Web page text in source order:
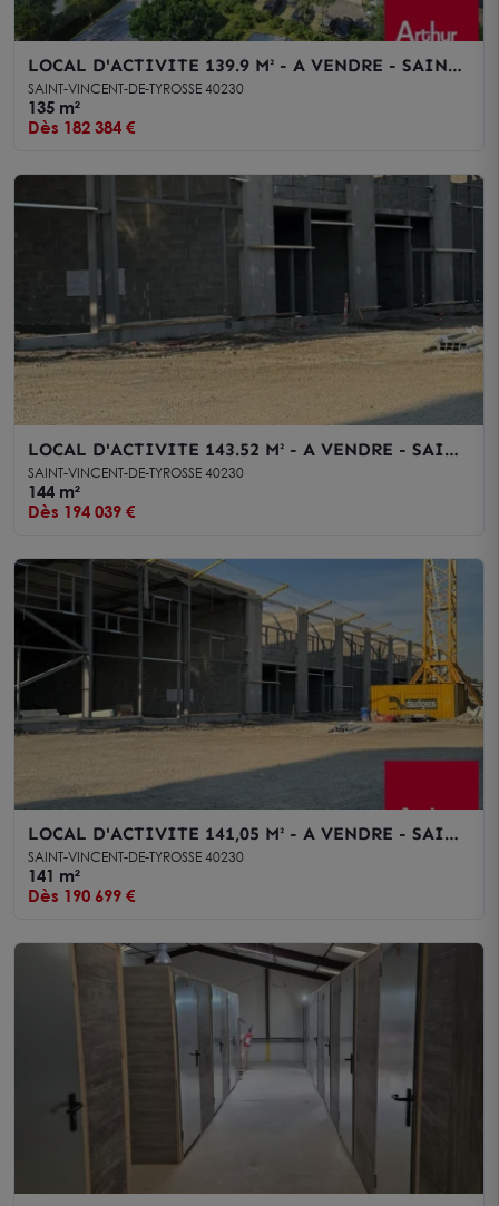
LOCAL D'ACTIVITE 139.9 M² - A VENDRE - SAINT
VINCENT DE TYROSSE
SAINT-VINCENT-DE-TYROSSE 40230
135 m²
Dès 182 384 €
LOCAL D'ACTIVITE 143.52 M² - A VENDRE - SAINT
VINCENT DE TYROSSE
SAINT-VINCENT-DE-TYROSSE 40230
144 m²
Dès 194 039 €
LOCAL D'ACTIVITE 141,05 M² - A VENDRE - SAINT
VINCENT DE TYROSSE
SAINT-VINCENT-DE-TYROSSE 40230
141 m²
Dès 190 699 €